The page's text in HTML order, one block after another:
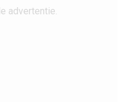
advertentie.